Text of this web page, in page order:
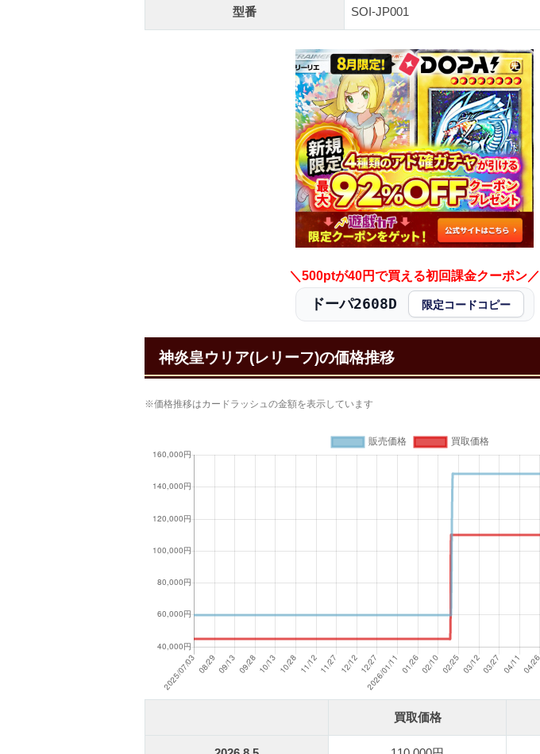
型番 SOI-JP001
＼500ptが40円で買える初回課金クーポン／
ドーパ2608D 限定コードコピー
神炎皇ウリア(レリーフ)の価格推移
※価格推移はカードラッシュの金額を表示しています
買取価格